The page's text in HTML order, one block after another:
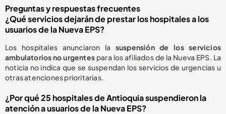
Preguntas y respuestas frecuentes
¿Qué servicios dejarán de prestar los hospitales a los
usuarios de la Nueva EPS?
Los hospitales anunciaron la suspensión de los servicios
ambulatorios no urgentes para los afiliados de la Nueva EPS. La
noticia no indica que se suspendan los servicios de urgencias u
otras atenciones prioritarias.
¿Por qué 25 hospitales de Antioquia suspendieron la
atención a usuarios de la Nueva EPS?